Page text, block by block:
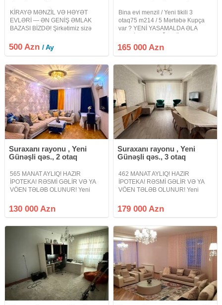
KİRAYƏ MƏNZİL VƏ HƏYƏT
EVLƏRİ — ƏN GENİŞ ƏMLAK
BAZASI BİZDƏ! Şirkətimiz sizə
sərfəli kirayə mənzil və həyət
evlərini təqdim edir. Bizdə bazarda
daim
500 Azn/ Ay
Bina evi menzil / Yeni tikili 3
otaq75 m214 / 5 Mərtəbə Kupça
var ? YENİ YASAMALDA ƏLA
MƏNZİL! ? Yeni Yasamal
qəsəbəsi, Mənzil baxır 286
sağındada baxca var ,
165 000 Azn
Suraxanı rayonu , Yeni
Günəşli qəs., 2 otaq
565 MANAT AYLIQ! HAZIR
İPOTEKA! RƏSMİ GƏLİR VƏ YA
VÖEN TƏLƏB OLUNUR! Yeni
Yeni Günəşli D massivində
QANUNİ 2 otaqlı mənzil satışa
mərtəbəli binanın 15-ci
130 000 Azn
Suraxanı rayonu , Yeni
Günəşli qəs., 3 otaq
462 MANAT AYLIQ! HAZIR
İPOTEKA! RƏSMİ GƏLİR VƏ YA
VÖEN TƏLƏB OLUNUR! Yeni
Yeni Günəşli D massivində 3
otaqlı studio mənzil satışa çıxarılır.
binanın 4-cü
179 000 Azn